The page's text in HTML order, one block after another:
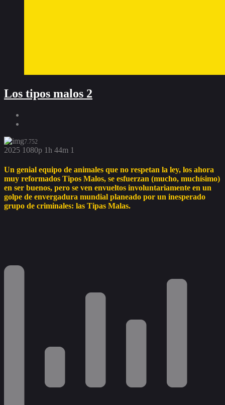
Los tipos malos 2
7.752
2025 1080p 1h 44m 1
Un genial equipo de animales que no respetan la ley, los ahora
muy reformados Tipos Malos, se esfuerzan (mucho, muchísimo)
en ser buenos, pero se ven envueltos involuntariamente en un
golpe de envergadura mundial planeado por un inesperado
grupo de criminales: las Tipas Malas.